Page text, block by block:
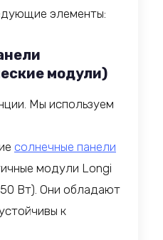
элементы:
модули)
Мы используем
солнечные панели
модули Longi
Вт). Они обладают
к